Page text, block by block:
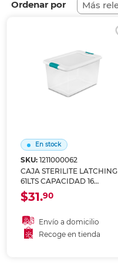
Ver más
Refuerzos para carpeta
Ver más
Ordenar por
En stock
SKU: 1211000062
CAJA STERILITE LATCHING
61LTS CAPACIDAD 16
GALONES
$31.90
Envío a domicilio
Recoge en tienda